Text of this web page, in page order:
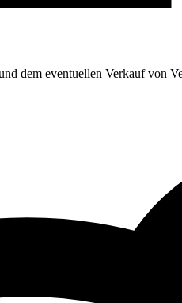
dem eventuellen Verkauf von